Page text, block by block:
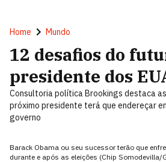
Home Mundo
12 desafios do
presidente dos
Consultoria política Brookings destaca
próximo presidente terá que endereçar
governo
Barack Obama ou seu sucessor terão que
durante e após as eleições (Chip Somodevilla/